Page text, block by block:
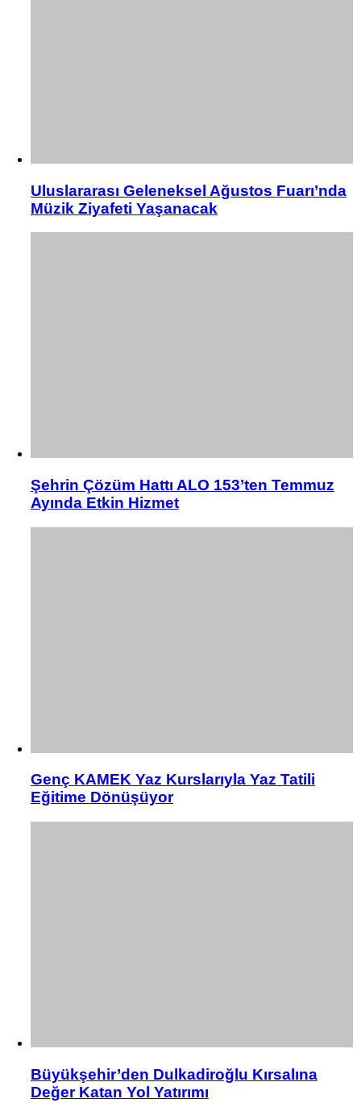
Uluslararası Geleneksel Ağustos Fuarı’nda
Müzik Ziyafeti Yaşanacak
Şehrin Çözüm Hattı ALO 153’ten Temmuz
Ayında Etkin Hizmet
Genç KAMEK Yaz Kurslarıyla Yaz Tatili
Eğitime Dönüşüyor
Büyükşehir’den Dulkadiroğlu Kırsalına
Değer Katan Yol Yatırımı